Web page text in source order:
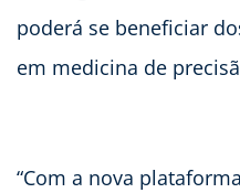
poderá se beneficiar
em medicina de
“Com a nova